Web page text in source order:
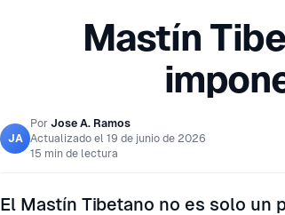
Mastín
JA
Por Jose A. Ramos
Actualizado el 19 de junio de 2026
15 min de lectura
El Mastín Tibetano no es solo un